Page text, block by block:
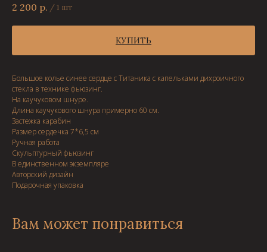
2 200 р. /1 шт
КУПИТЬ
Большое колье синее сердце с Титаника с капельками дихроичного
стекла в технике фьюзинг.
На каучуковом шнуре.
Длина каучукового шнура примерно 60 см.
Застежка карабин
Размер сердечка 7*6,5 см
Ручная работа
Скульптурный фьюзинг
В единственном экземпляре
Авторский дизайн
Подарочная упаковка
Вам может понравиться